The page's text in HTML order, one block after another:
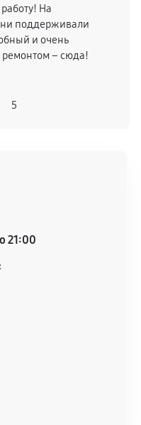
На
поддерживали
и очень
– сюда!
5
21:00